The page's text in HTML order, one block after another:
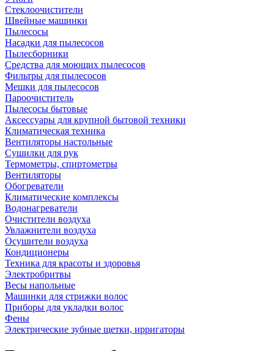
Стеклоочистители
Швейные машинки
Пылесосы
Насадки для пылесосов
Пылесборники
Средства для моющих пылесосов
Фильтры для пылесосов
Мешки для пылесосов
Пароочиститель
Пылесосы бытовые
Аксессуары для крупной бытовой техники
Климатическая техника
Вентиляторы настольные
Сушилки для рук
Термометры, спиртометры
Вентиляторы
Обогреватели
Климатические комплексы
Водонагреватели
Очистители воздуха
Увлажнители воздуха
Осушители воздуха
Кондиционеры
Техника для красоты и здоровья
Электробритвы
Весы напольные
Машинки для стрижки волос
Приборы для укладки волос
Фены
Электрические зубные щетки, ирригаторы